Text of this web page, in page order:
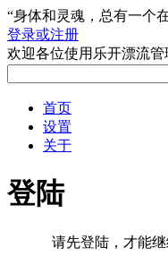
“身体和灵魂，总有一个
登录或注册
欢迎各位使用乐开漂流管
首页
设置
关于
登陆
请先登陆，才能